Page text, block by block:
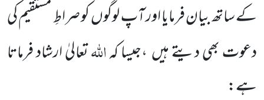
کے ساتھ بیان فرمایا اور آپ لوگوں کو صراطِ مستقیم کی
دعوت بھی دیتے ہیں ،جیسا کہاللہتعالیٰ ارشاد فرماتا
ہے: